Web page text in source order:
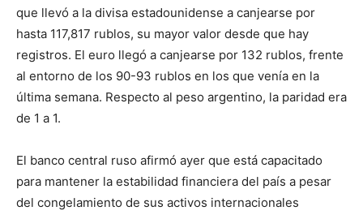
que llevó a la divisa estadounidense a canjearse por
hasta 117,817 rublos, su mayor valor desde que hay
registros. El euro llegó a canjearse por 132 rublos, frente
al entorno de los 90-93 rublos en los que venía en la
última semana. Respecto al peso argentino, la paridad era
de 1 a 1.
El banco central ruso afirmó ayer que está capacitado
para mantener la estabilidad financiera del país a pesar
del congelamiento de sus activos internacionales